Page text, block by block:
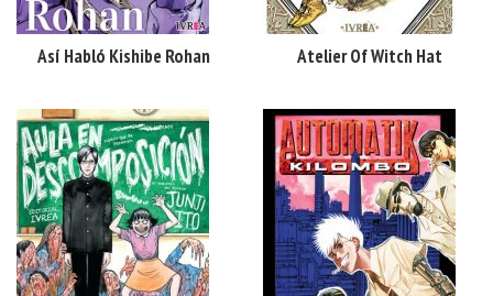
Así Habló Kishibe Rohan Atelier Of Witch Hat